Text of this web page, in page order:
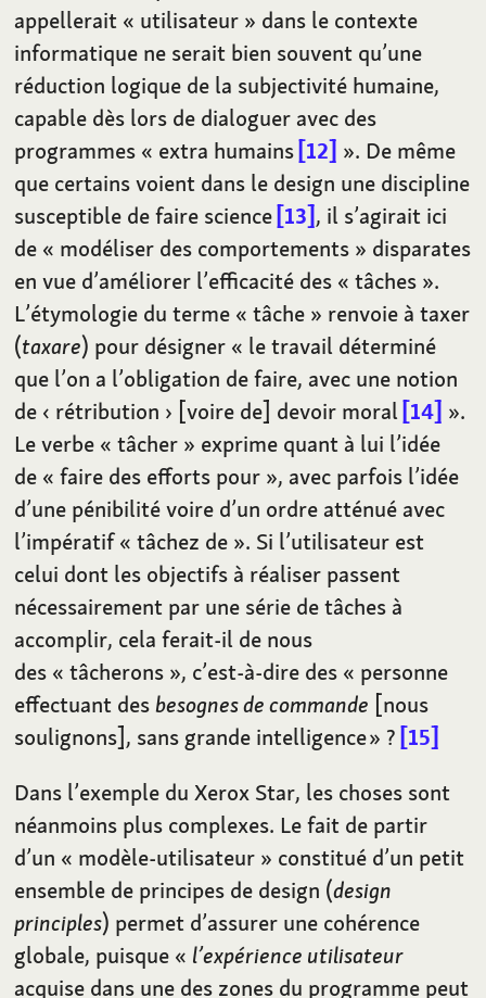
appellerait « utilisateur » dans le contexte
informatique ne serait bien souvent qu’une
réduction logique de la subjectivité humaine,
capable dès lors de dialoguer avec des
programmes « extra humains 12 ». De même
que certains voient dans le design une discipline
susceptible de faire science 13 , il s’agirait ici
de « modéliser des comportements » disparates
en vue d’améliorer l’efficacité des « tâches ».
L’étymologie du terme « tâche » renvoie à taxer
(taxare) pour désigner « le travail déterminé
que l’on a l’obligation de faire, avec une notion
de ‹ rétribution › [voire de] devoir moral 14 ».
Le verbe « tâcher » exprime quant à lui l’idée
de « faire des efforts pour », avec parfois l’idée
d’une pénibilité voire d’un ordre atténué avec
l’impératif « tâchez de ». Si l’utilisateur est
celui dont les objectifs à réaliser passent
nécessairement par une série de tâches à
accomplir, cela ferait-il de nous
des « tâcherons », c’est-à-dire des « personne
effectuant desbesognes de commande [nous
soulignons], sans grande intelligence » ? 15
Dans l’exemple du Xerox Star, les choses sont
néanmoins plus complexes. Le fait de partir
d’un « modèle-utilisateur » constitué d’un petit
ensemble de principes de design (design
principles) permet d’assurer une cohérence
globale, puisque « l’expérience utilisateur
acquise dans une des zones du programme peut